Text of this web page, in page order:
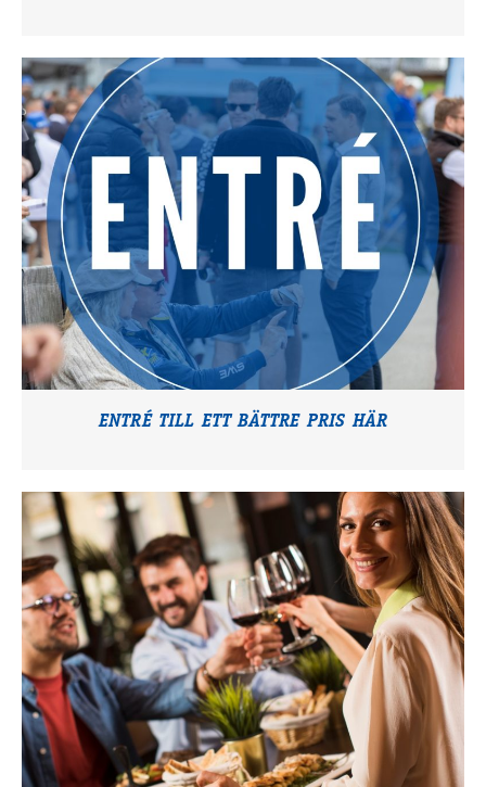
ENTRÉ TILL ETT BÄTTRE PRIS HÄR